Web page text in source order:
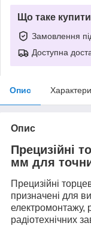
Що таке
Замовлення
Доступна
Опис
Опис
Прецизійні
мм для
Прецизійні
призначені для
електромонтажу,
радіотехнічних